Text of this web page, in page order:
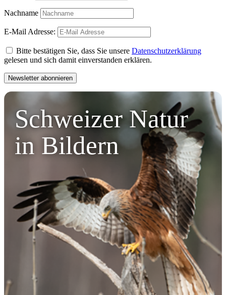
Nachname
E-Mail Adresse:
Bitte bestätigen Sie, dass Sie unsere Datenschutzerklärung
gelesen und sich damit einverstanden erklären.
Schweizer Natur
in Bildern